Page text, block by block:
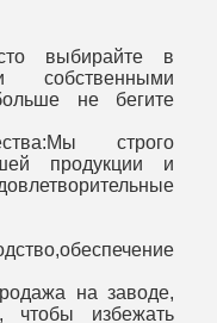
выбирайте в
собственными
не бегите
строго
продукции и
на заводе,
чтобы избежать